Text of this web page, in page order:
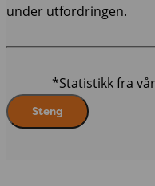
under utfordringen.
*Statistikk fra
Steng